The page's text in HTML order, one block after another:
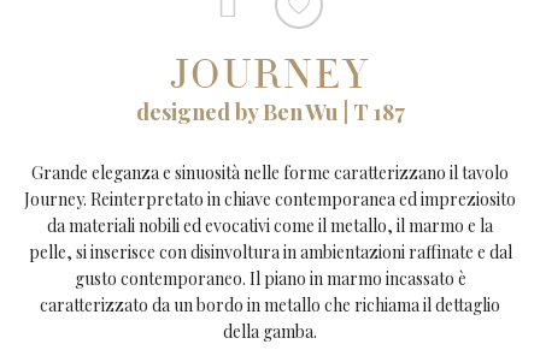
JOURNEY
designed by Ben Wu | T 187
Grande eleganza e sinuosità nelle forme caratterizzano il tavolo
Journey. Reinterpretato in chiave contemporanea ed impreziosito
da materiali nobili ed evocativi come il metallo, il marmo e la
pelle, si inserisce con disinvoltura in ambientazioni raffinate e dal
gusto contemporaneo. Il piano in marmo incassato è
caratterizzato da un bordo in metallo che richiama il dettaglio
della gamba.